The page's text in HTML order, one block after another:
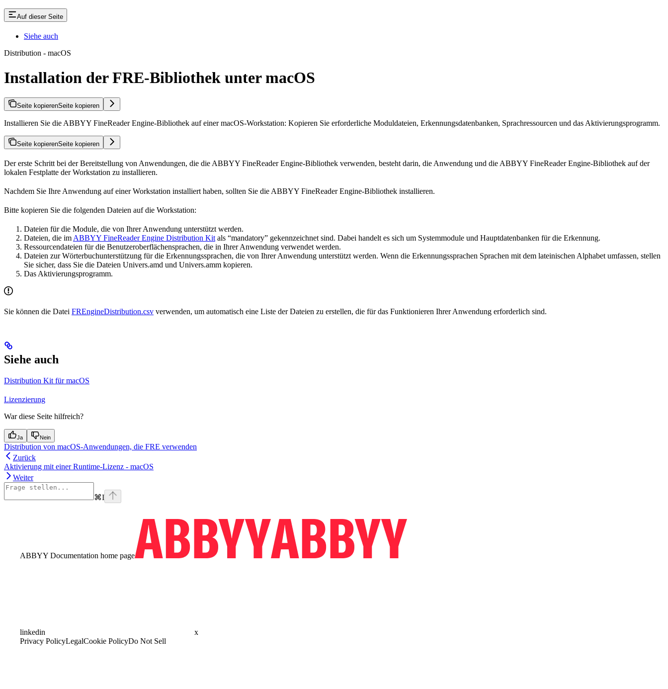
Auf dieser Seite
Siehe auch
Distribution - macOS
Installation der FRE-Bibliothek unter macOS
Seite kopierenSeite kopieren
Installieren Sie die ABBYY FineReader Engine-Bibliothek auf einer macOS-Workstation: Kopieren Sie erforderliche Moduldateien, Erkennungsdatenbanken, Sprachressourcen und das Aktivierungsprogramm.
Seite kopierenSeite kopieren
Der erste Schritt bei der Bereitstellung von Anwendungen, die die ABBYY FineReader Engine-Bibliothek verwenden, besteht darin, die Anwendung und die ABBYY FineReader Engine-Bibliothek auf der
lokalen Festplatte der Workstation zu installieren.
Nachdem Sie Ihre Anwendung auf einer Workstation installiert haben, sollten Sie die ABBYY FineReader Engine-Bibliothek installieren.
Bitte kopieren Sie die folgenden Dateien auf die Workstation:
Dateien für die Module, die von Ihrer Anwendung unterstützt werden.
Dateien, die im ABBYY FineReader Engine Distribution Kit als “mandatory” gekennzeichnet sind. Dabei handelt es sich um Systemmodule und Hauptdatenbanken für die Erkennung.
Ressourcendateien für die Benutzeroberflächensprachen, die in Ihrer Anwendung verwendet werden.
Dateien zur Wörterbuchunterstützung für die Erkennungssprachen, die von Ihrer Anwendung unterstützt werden. Wenn die Erkennungssprachen Sprachen mit dem lateinischen Alphabet umfassen, stellen
Sie sicher, dass Sie die Dateien Univers.amd und Univers.amm kopieren.
Das Aktivierungsprogramm.
Sie können die Datei FREngineDistribution.csv verwenden, um automatisch eine Liste der Dateien zu erstellen, die für das Funktionieren Ihrer Anwendung erforderlich sind.
Siehe auch
Distribution Kit für macOS
Lizenzierung
War diese Seite hilfreich?
Ja Nein
Distribution von macOS-Anwendungen, die FRE verwenden
Zurück
Aktivierung mit einer Runtime-Lizenz - macOS
Weiter
⌘I
ABBYY Documentation home page
linkedin
x
Privacy PolicyLegalCookie PolicyDo Not Sell